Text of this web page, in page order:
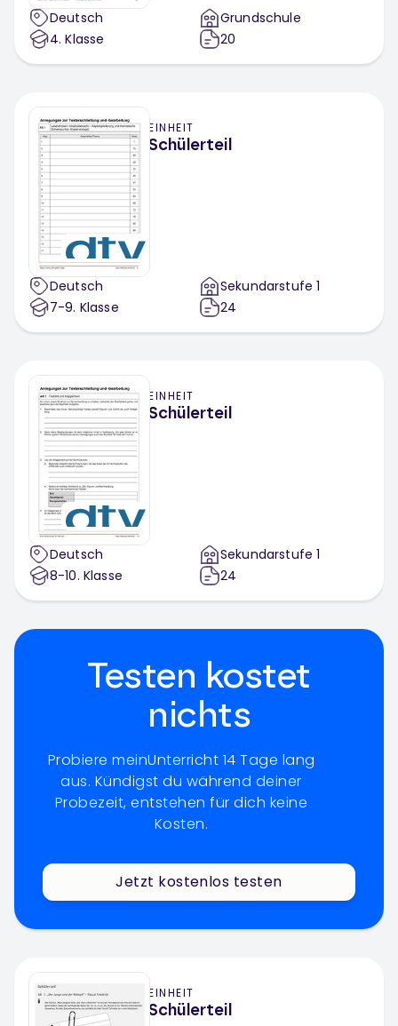
Deutsch
4. Klasse
Grundschule
20
EINHEIT
Schülerteil
Deutsch
7-9. Klasse
Sekundarstufe 1
24
EINHEIT
Schülerteil
Deutsch
8-10. Klasse
Sekundarstufe 1
24
Testen kostet
nichts
Probiere meinUnterricht 14 Tage lang
aus. Kündigst du während deiner
Probezeit, entstehen für dich keine
Kosten.
Jetzt kostenlos testen
EINHEIT
Schülerteil